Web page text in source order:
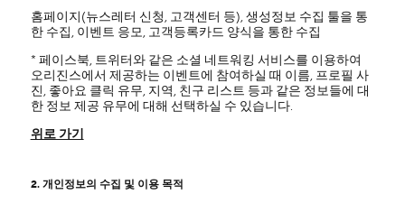
홈페이지(뉴스레터 신청, 고객센터 등), 생성정보 수집 툴을 통
한 수집, 이벤트 응모, 고객등록카드 양식을 통한 수집
* 페이스북, 트위터와 같은 소셜 네트워킹 서비스를 이용하여
오리진스에서 제공하는 이벤트에 참여하실 때 이름, 프로필 사
진, 좋아요 클릭 유무, 지역, 친구 리스트 등과 같은 정보들에 대
한 정보 제공 유무에 대해 선택하실 수 있습니다.
위로 가기
2. 개인정보의 수집 및 이용 목적